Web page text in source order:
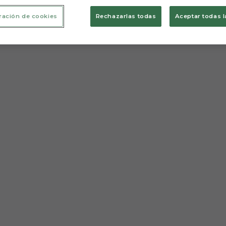
Rechazarlas todas Aceptar todas
de cookies